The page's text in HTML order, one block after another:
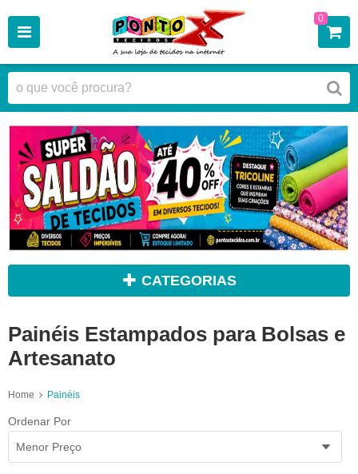
0
CATEGORIAS
Painéis Estampados para Bolsas e
Artesanato
Home Painéis
Ordenar Por
Menor Preço